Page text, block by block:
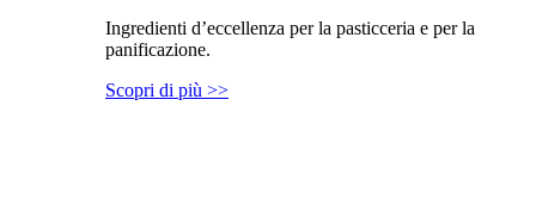
Ingredienti d’eccellenza per la pasticceria e per la
panificazione.
Scopri di più >>